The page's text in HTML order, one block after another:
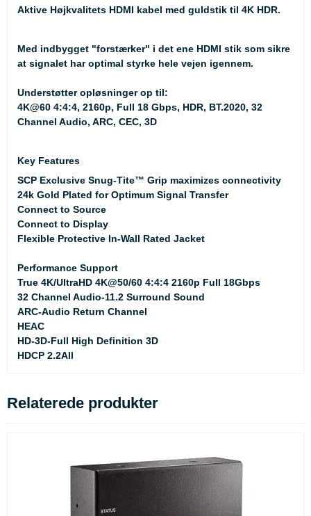
Aktive Højkvalitets HDMI kabel med guldstik til 4K HDR.
Med indbygget "forstærker" i det ene HDMI stik som sikre
at signalet har optimal styrke hele vejen igennem.
Understøtter opløsninger op til:
4K@60 4:4:4, 2160p, Full 18 Gbps, HDR, BT.2020, 32
Channel Audio, ARC, CEC, 3D
Key Features
SCP Exclusive Snug-Tite™ Grip maximizes connectivity
24k Gold Plated for Optimum Signal Transfer
Connect to Source
Connect to Display
Flexible Protective In-Wall Rated Jacket
Performance Support
True 4K/UltraHD 4K@50/60 4:4:4 2160p Full 18Gbps
32 Channel Audio-11.2 Surround Sound
ARC-Audio Return Channel
HEAC
HD-3D-Full High Definition 3D
HDCP 2.2All
Relaterede produkter